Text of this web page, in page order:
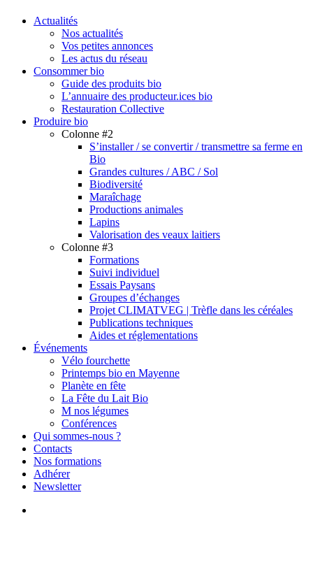
search
Menu
Actualités
Nos actualités
Vos petites annonces
Les actus du réseau
Consommer bio
Guide des produits bio
L’annuaire des producteur.ices bio
Restauration Collective
Produire bio
Colonne #2
S’installer / se convertir / transmettre sa ferme en
Bio
Grandes cultures / ABC / Sol
Biodiversité
Maraîchage
Productions animales
Lapins
Valorisation des veaux laitiers
Colonne #3
Formations
Suivi individuel
Essais Paysans
Groupes d’échanges
Projet CLIMATVEG | Trèfle dans les céréales
Publications techniques
Aides et réglementations
Événements
Vélo fourchette
Printemps bio en Mayenne
Planète en fête
La Fête du Lait Bio
M nos légumes
Conférences
Qui sommes-nous ?
Contacts
Nos formations
Adhérer
Newsletter